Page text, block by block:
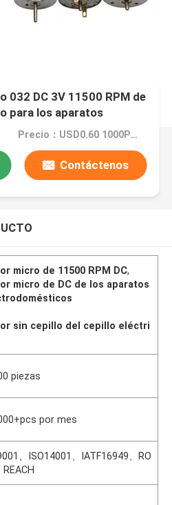
032 DC 3V 11500 RPM de
para los aparatos
Precio：USD0.60 1000PCS
Contáctenos
micro de 11500 RPM DC,
micro de DC de los aparatos
sin cepillo del cepillo eléctri
piezas
por mes
、ISO14001、IATF16949、RO
REACH